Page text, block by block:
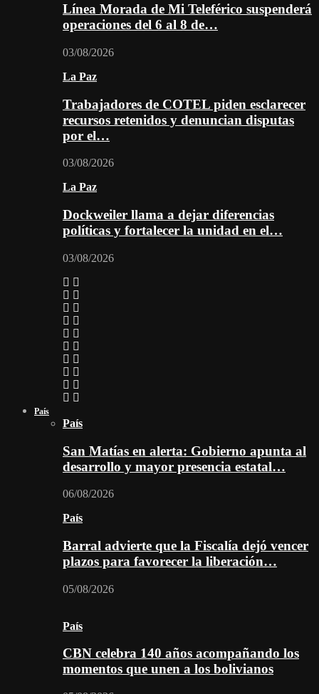
Línea Morada de Mi Teleférico suspenderá
operaciones del 6 al 8 de…
03/08/2026
La Paz
Trabajadores de COTEL piden esclarecer
recursos retenidos y denuncian disputas
por el…
03/08/2026
La Paz
Dockweiler llama a dejar diferencias
políticas y fortalecer la unidad en el…
03/08/2026
País
País
San Matías en alerta: Gobierno apunta al
desarrollo y mayor presencia estatal…
06/08/2026
País
Barral advierte que la Fiscalía dejó vencer
plazos para favorecer la liberación…
05/08/2026
País
CBN celebra 140 años acompañando los
momentos que unen a los bolivianos